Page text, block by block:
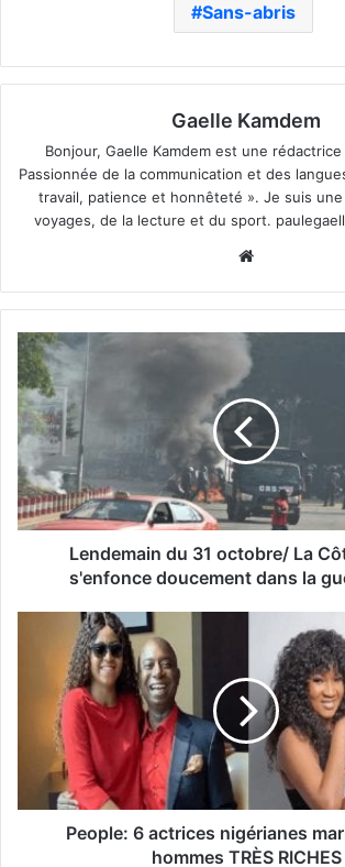
Sans-abris
Gaelle Kamdem
Bonjour, Gaelle Kamdem est une
Passionnée de la communication et des
travail, patience et honnêteté ». Je suis
voyages, de la lecture et du sport.
Lendemain du 31 octobre/ La
s'enfonce doucement dans la
People: 6 actrices nigérianes
hommes TRÈS RICHES